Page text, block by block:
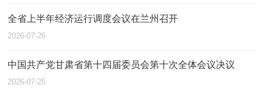
全省上半年经济运行调度会议在兰州召开
2026-07-26
中国共产党甘肃省第十四届委员会第十次全体会议决议
2026-07-25